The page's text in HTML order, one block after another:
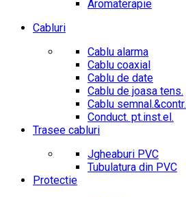
Aromaterapie
Cabluri
Cablu alarma
Cablu coaxial
Cablu de date
Cablu de joasa tens.
Cablu semnal.&contr.
Conduct. pt.inst.el.
Trasee cabluri
Jgheaburi PVC
Tubulatura din PVC
Protectie